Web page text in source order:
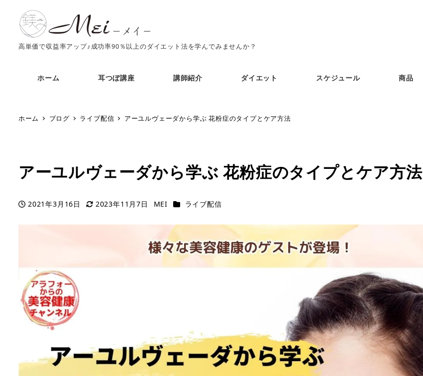
高単価で収益率アップ♪成功率90％以上のダイエット法を学んでみませんか？
ホーム 耳つぼ講座 講師紹介 ダイエット スケジュール 商品
ホーム ブログ ライブ配信 アーユルヴェーダから学ぶ 花粉症のタイプとケア方法
アーユルヴェーダから学ぶ 花粉症のタイプとケア方法
投稿日
2021年3月16日
更新日
2023年11月7日
著
MEI カテゴリー
ライブ配信